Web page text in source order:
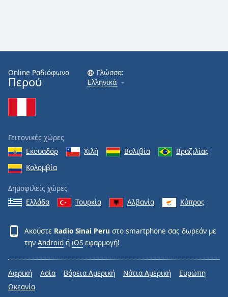
Online Ραδιόφωνο
Περού
Γλώσσα:
Ελληνικά
Γειτονικές χώρες
Εκουαδόρ
Χιλή Βολιβία
Βραζιλίας
Κολομβία
Δημοφιλείς χώρες
Ελλάδα
Τουρκία Αλβανία Κύπρος
Ακούστε Radio Sinai Peru στο smartphone σας δωρεάν με
την Android ή iOS εφαρμογή!
Αφρική Ασία Βόρεια Αμερική Νότια Αμερική
Ευρώπη
Ωκεανία